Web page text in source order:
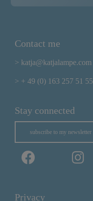
Contact me
> katja@katjalampe.com
> + 49 (0) 163 257 51 55
Stay connected
subscribe to my newsletter
Privacy